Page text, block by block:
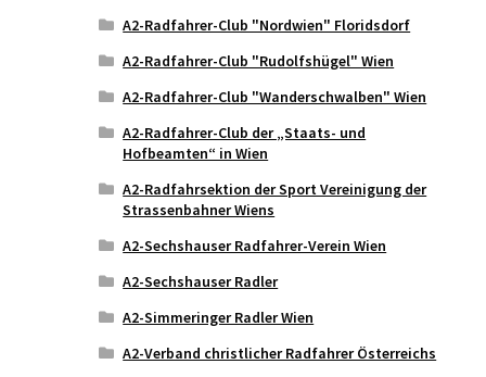
A2-Radfahrer-Club "Nordwien" Floridsdorf
A2-Radfahrer-Club "Rudolfshügel" Wien
A2-Radfahrer-Club "Wanderschwalben" Wien
A2-Radfahrer-Club der „Staats- und
Hofbeamten“ in Wien
A2-Radfahrsektion der Sport Vereinigung der
Strassenbahner Wiens
A2-Sechshauser Radfahrer-Verein Wien
A2-Sechshauser Radler
A2-Simmeringer Radler Wien
A2-Verband christlicher Radfahrer Österreichs